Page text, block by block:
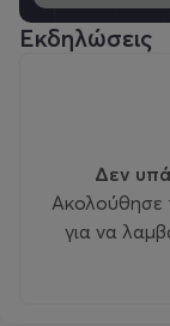
Εκδηλώσεις
Δεν
Ακολούθησε
για να